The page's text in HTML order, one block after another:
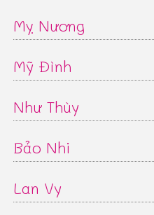
Mỵ Nương
Mỹ Đình
Như Thùy
Bảo Nhi
Lan Vy